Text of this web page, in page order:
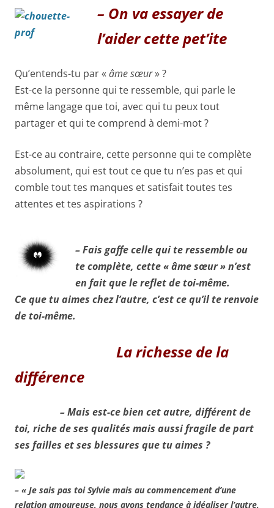
– On va essayer de
l’aider cette pet’ite
Qu’entends-tu par « âme sœur» ?
Est-ce la personne qui te ressemble, qui parle le
même langage que toi, avec qui tu peux tout
partager et qui te comprend à demi-mot ?
Est-ce au contraire, cette personne qui te complète
absolument, qui est tout ce que tu n’es pas et qui
comble tout tes manques et satisfait toutes tes
attentes et tes aspirations ?
– Fais gaffe celle qui te ressemble ou
te complète, cette « âme sœur » n’est
en fait que le reflet de toi-même.
Ce que tu aimes chez l’autre, c’est ce qu’il te renvoie
de toi-même.
La richesse de la
différence
– Mais est-ce bien cet autre, différent de
toi, riche de ses qualités mais aussi fragile de part
ses failles et ses blessures que tu aimes ?
– « Je sais pas toi Sylvie mais au commencement d’une
relation amoureuse, nous avons tendance à idéaliser l’autre,